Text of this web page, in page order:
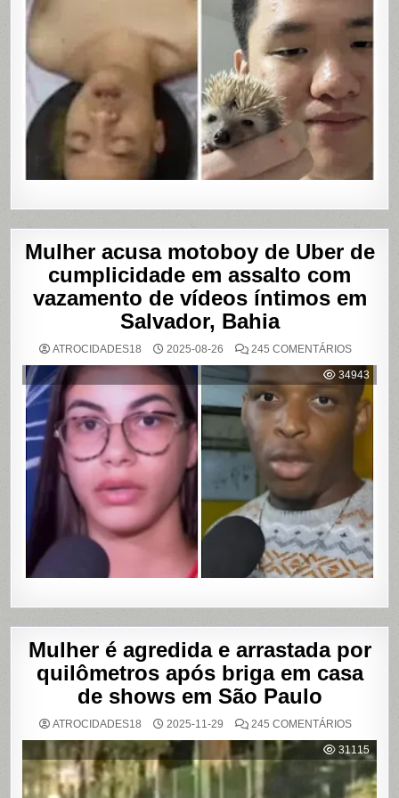
Mulher acusa motoboy de Uber de
cumplicidade em assalto com
vazamento de vídeos íntimos em
Salvador, Bahia
ATROCIDADES18 2025-08-26 245 COMENTÁRIOSEM
ACUSA
DE
UBER
DE
EM
DE
VÍDEOS
ÍNTIMOS
EM
BAHIA
34943
Mulher é agredida e arrastada por
quilômetros após briga em casa
de shows em São Paulo
ATROCIDADES18 2025-11-29 245 COMENTÁRIOSEM
É
E
POR
31115